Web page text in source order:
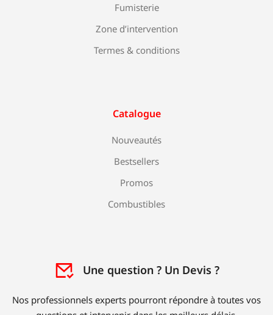
Fumisterie
Zone d’intervention
Termes & conditions
Catalogue
Nouveautés
Bestsellers
Promos
Combustibles
Une question ? Un Devis ?
Nos professionnels experts pourront répondre à toutes vos